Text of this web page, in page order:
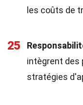
les coûts de
25
intègrent des
stratégies